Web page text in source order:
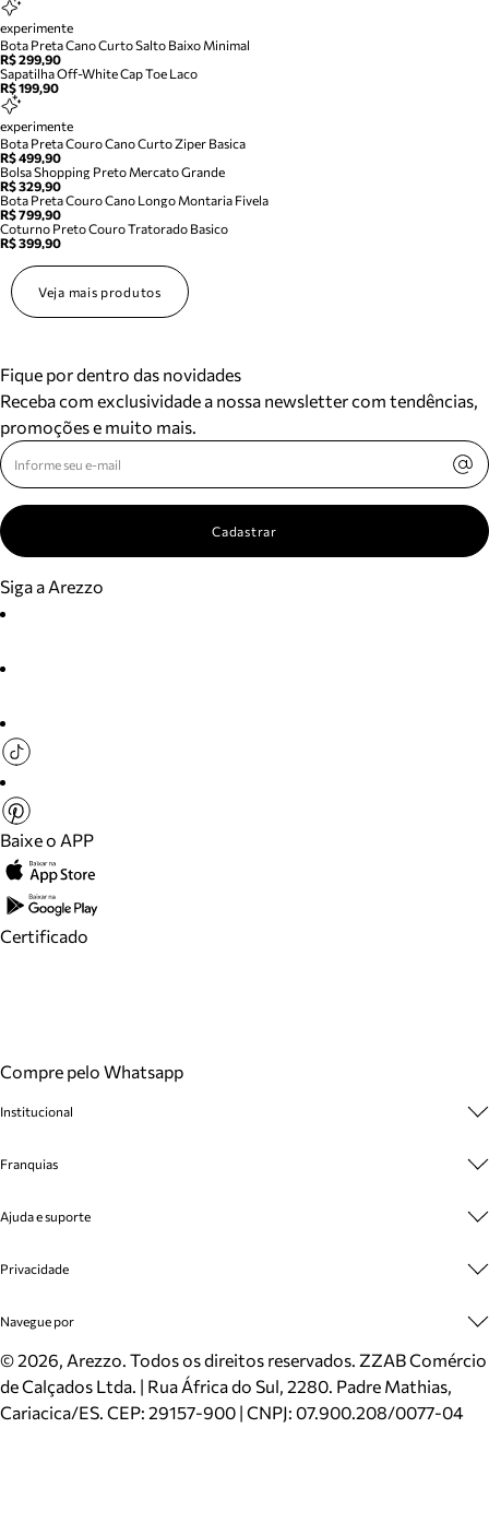
experimente
Bota Preta Cano Curto Salto Baixo Minimal
R$ 299,90
Sapatilha Off-White Cap Toe Laco
R$ 199,90
experimente
Bota Preta Couro Cano Curto Ziper Basica
R$ 499,90
Bolsa Shopping Preto Mercato Grande
R$ 329,90
Bota Preta Couro Cano Longo Montaria Fivela
R$ 799,90
Coturno Preto Couro Tratorado Basico
R$ 399,90
Veja mais produtos
Fique por dentro das novidades
Receba com exclusividade a nossa newsletter com tendências,
promoções e muito mais.
Cadastrar
Siga a Arezzo
Baixe o APP
Certificado
Compre pelo Whatsapp
Institucional
Cashback
Venda Corporativa
Mapa do Site
Inverno
Mundo Arezzo
Franquias
Plano de Negócio
Ajuda e suporte
Cadastro
Meus Pedidos
Trocas e Devoluções
Cartão Presente
Localizador de lojas
Privacidade
Politica e Privacidade
Navegue por
Sapatos
Bolsas
Scarpins
©2026, Arezzo. Todos os direitos reservados. ZZAB Comércio
de Calçados Ltda. | Rua África do Sul, 2280. Padre Mathias,
Cariacica/ES. CEP: 29157-900 | CNPJ: 07.900.208/0077-04